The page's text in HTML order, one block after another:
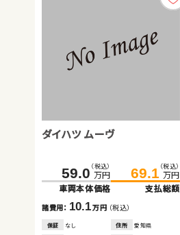
ダイハツ ムーヴ
59.0 （税込）
万円
車両本体価格
69.1（税込）
万円
支払総額
諸費用： 10.1万円 （税込）
保証 なし 住所 愛知県
スバル フォレスター
208.4 （税込）
万円
車両本体価格
223.8 （税込）
万円
支払総額
諸費用： 15.4万円 （税込）
保証 あり 住所 埼玉県
トヨタ プリウスＰＨＶ
155.3 （税込）
万円
車両本体価格
169.8（税込）
万円
支払総額
諸費用： 14.5万円 （税込）
保証 あり 住所 埼玉県